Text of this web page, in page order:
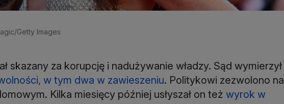
Getty Images
skazany za korupcję i nadużywanie władzy. Sąd wymierzył
w tym dwa w zawieszeniu. Politykowi zezwolono na
Kilka miesięcy później usłyszał on też wyrok w